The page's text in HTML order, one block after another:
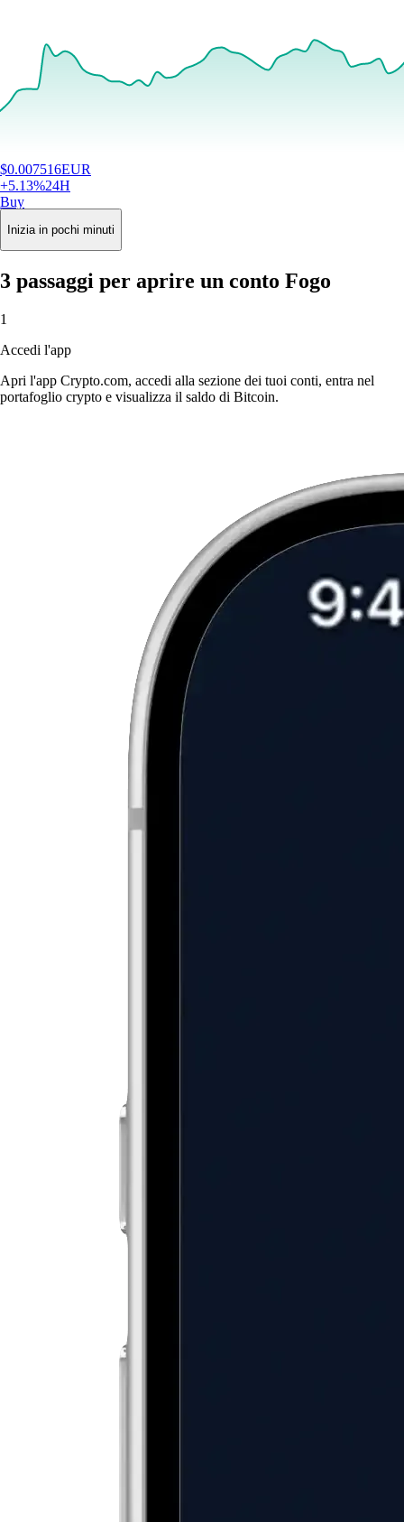
$0.007516EUR
+5.13%24H
Buy
Inizia in pochi minuti
3 passaggi per aprire un conto Fogo
1
Accedi l'app
Apri l'app Crypto.com, accedi alla sezione dei tuoi conti, entra nel
portafoglio crypto e visualizza il saldo di Bitcoin.